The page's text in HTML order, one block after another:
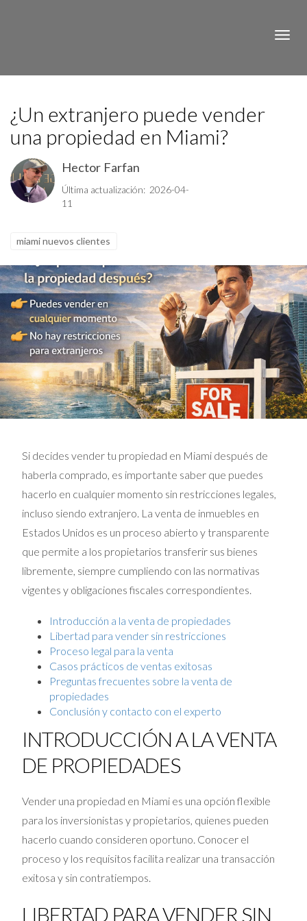
¿Un extranjero puede vender
una propiedad en Miami?
Hector Farfan
Última actualización: 2026-04-
11
miami nuevos clientes
Si decides vender tu propiedad en Miami después de
haberla comprado, es importante saber que puedes
hacerlo en cualquier momento sin restricciones legales,
incluso siendo extranjero. La venta de inmuebles en
Estados Unidos es un proceso abierto y transparente
que permite a los propietarios transferir sus bienes
libremente, siempre cumpliendo con las normativas
vigentes y obligaciones fiscales correspondientes.
Introducción a la venta de propiedades
Libertad para vender sin restricciones
Proceso legal para la venta
Casos prácticos de ventas exitosas
Preguntas frecuentes sobre la venta de
propiedades
Conclusión y contacto con el experto
INTRODUCCIÓN A LA VENTA
DE PROPIEDADES
Vender una propiedad en Miami es una opción flexible
para los inversionistas y propietarios, quienes pueden
hacerlo cuando consideren oportuno. Conocer el
proceso y los requisitos facilita realizar una transacción
exitosa y sin contratiempos.
LIBERTAD PARA VENDER SIN